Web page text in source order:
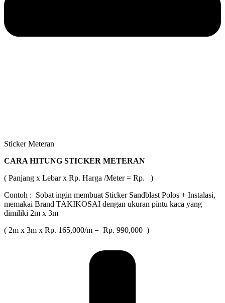
Sticker Meteran
CARA HITUNG STICKER METERAN
( Panjang x Lebar x Rp. Harga /Meter = Rp. )
Contoh : Sobat ingin membuat Sticker Sandblast Polos + Instalasi,
memakai Brand TAKIKOSAI dengan ukuran pintu kaca yang
dimiliki 2m x 3m
( 2m x 3m x Rp. 165,000/m = Rp. 990,000 )